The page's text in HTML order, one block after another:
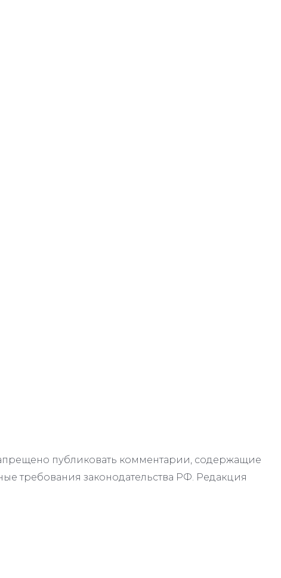
публиковать комментарии, содержащие
требования законодательства РФ. Редакция